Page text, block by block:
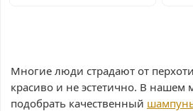
Многие люди страдают от
красиво и не эстетично. В нашем
подобрать качественный